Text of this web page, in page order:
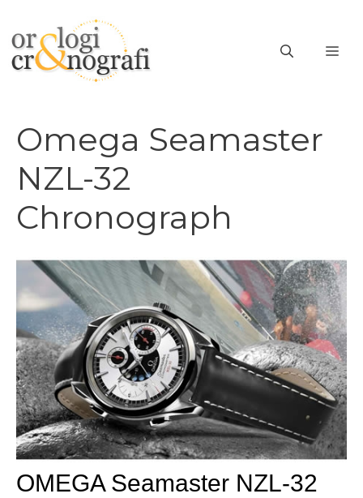
contenuto
Omega Seamaster
NZL-32
Chronograph
OMEGA Seamaster NZL-32